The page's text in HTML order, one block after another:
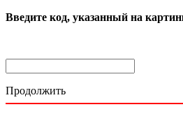
Введите код, указанный на
Продолжить